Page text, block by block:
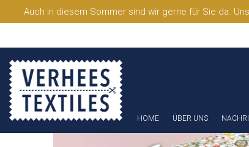
Auch in diesem Sommer sind wir gerne für Sie da.
HOME ÜBER UNS